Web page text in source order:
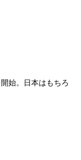
始。日本はもちろ